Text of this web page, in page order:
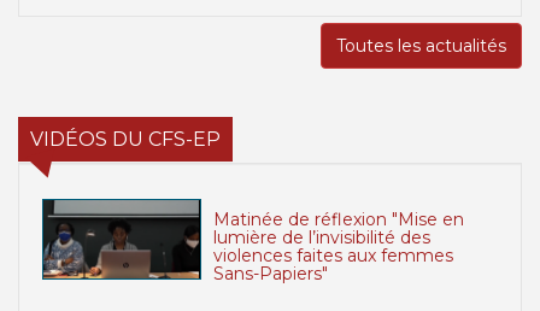
Toutes les actualités
VIDÉOS DU CFS-EP
Matinée de réflexion "Mise en
lumière de l’invisibilité des
violences faites aux femmes
Sans-Papiers"